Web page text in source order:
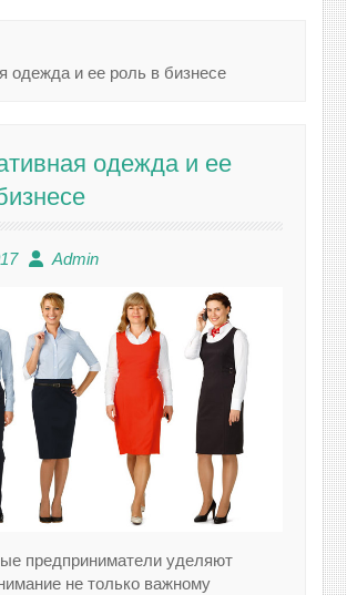
одежда и ее роль в бизнесе
одежда и ее
Admin
предприниматели уделяют
не только важному